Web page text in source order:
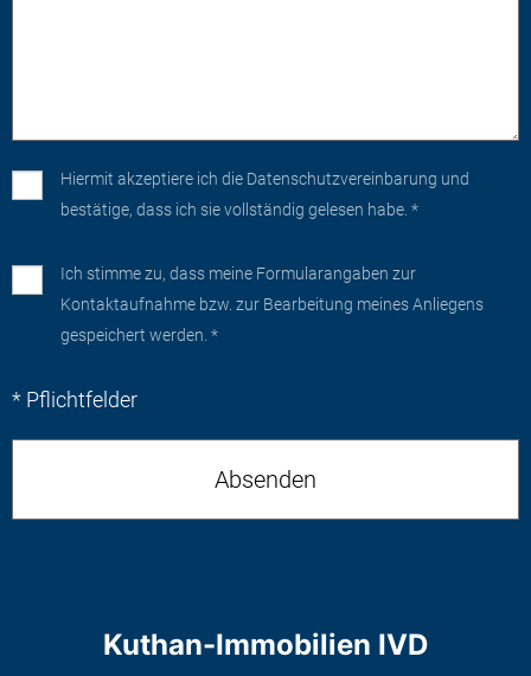
Hiermit akzeptiere ich die Datenschutzvereinbarung und
bestätige, dass ich sie vollständig gelesen habe. *
Ich stimme zu, dass meine Formularangaben zur
Kontaktaufnahme bzw. zur Bearbeitung meines Anliegens
gespeichert werden. *
* Pflichtfelder
Kuthan-Immobilien IVD